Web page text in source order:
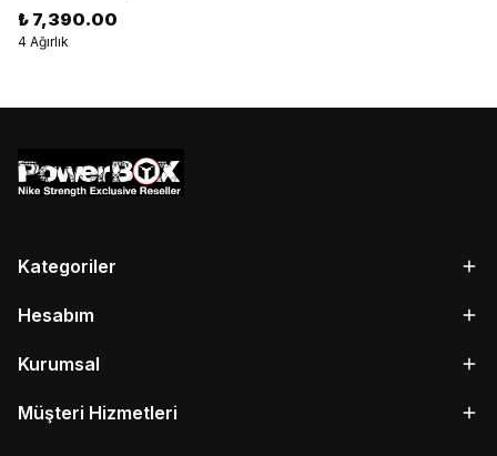
₺ 7,390.00
4 Ağırlık
Kategoriler
Hesabım
Kurumsal
Müşteri Hizmetleri